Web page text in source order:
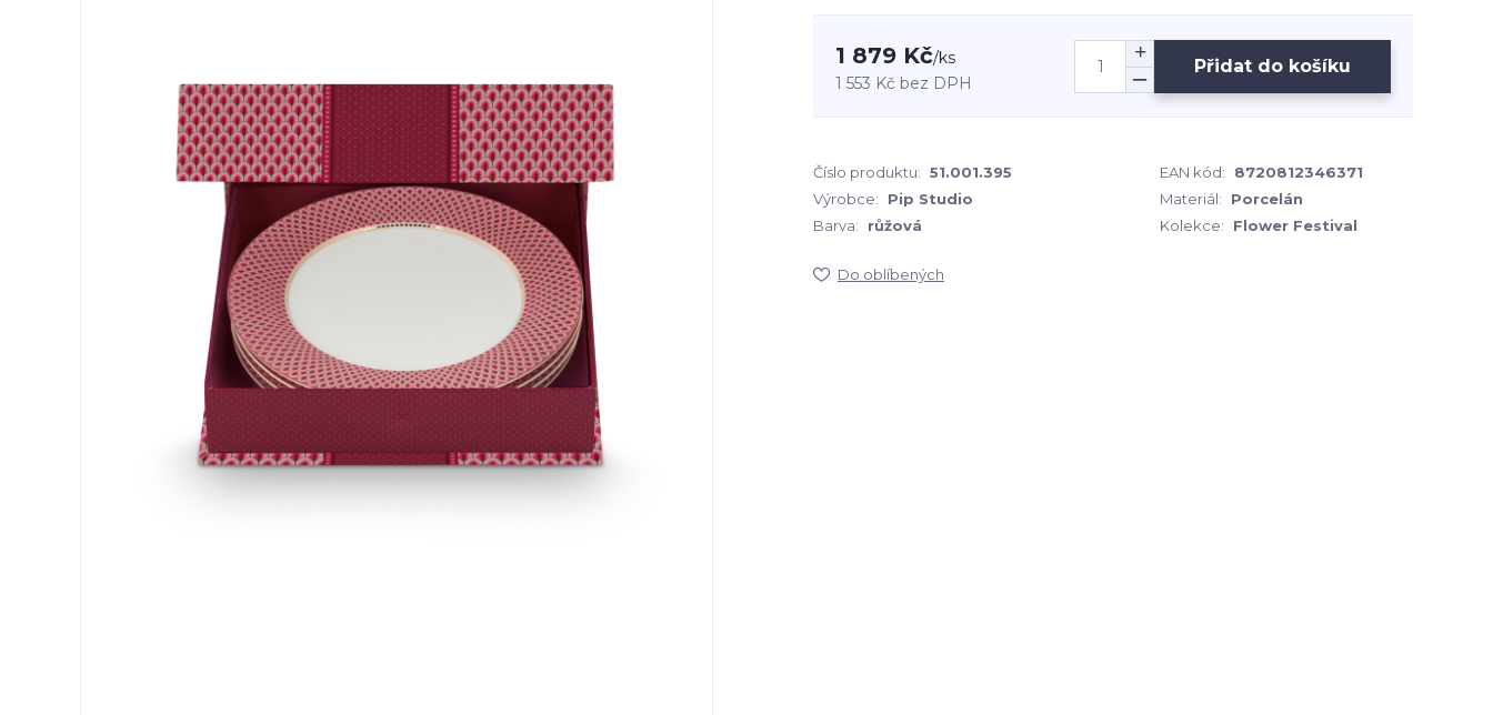
1 879 Kč/ks
1 553 Kč bez DPH
Přidat do košíku
Číslo produktu: 51.001.395 EAN kód:
8720812346371
Výrobce:
Pip Studio Materiál:
Porcelán
Barva:
růžová Kolekce: Flower Festival
Do oblíbených